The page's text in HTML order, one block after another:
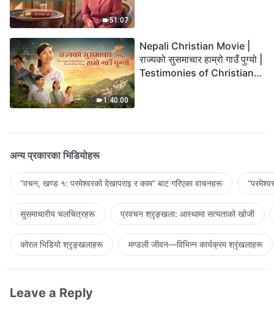
51:07
1:40:00
Nepali Christian Movie |
राज्यको सुसमाचार हाम्रो गाउँ पुग्यो |
Testimonies of Christians
अन्य प्रकारका भिडियोहरू
“वचन, खण्ड १: परमेश्‍वरको देखापराइ र काम” बाट गरिएका वाचनहरू
सुसमाचारीय चलचित्रहरू प्रवचन श्रृङ्खला: आस्थामा सत्यताको खोजी
कोरल भिडियो श्रृङ्खलाहरू मण्डली जीवन—विभिन्‍न कार्यक्रम श्रृंखलाहरू
Leave a Reply